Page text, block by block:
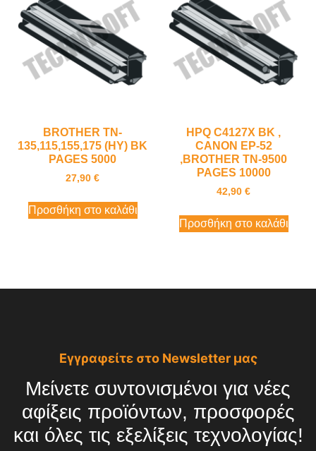
BROTHER TN-
135,115,155,175 (HY) BK
PAGES 5000
27,90 €
Προσθήκη στο καλάθι
HPQ C4127X BK ,
CANON EP-52
,BROTHER TN-9500
PAGES 10000
42,90 €
Προσθήκη στο καλάθι
Εγγραφείτε στο Newsletter μας
Μείνετε συντονισμένοι για νέες
αφίξεις προϊόντων, προσφορές
και όλες τις εξελίξεις τεχνολογίας!